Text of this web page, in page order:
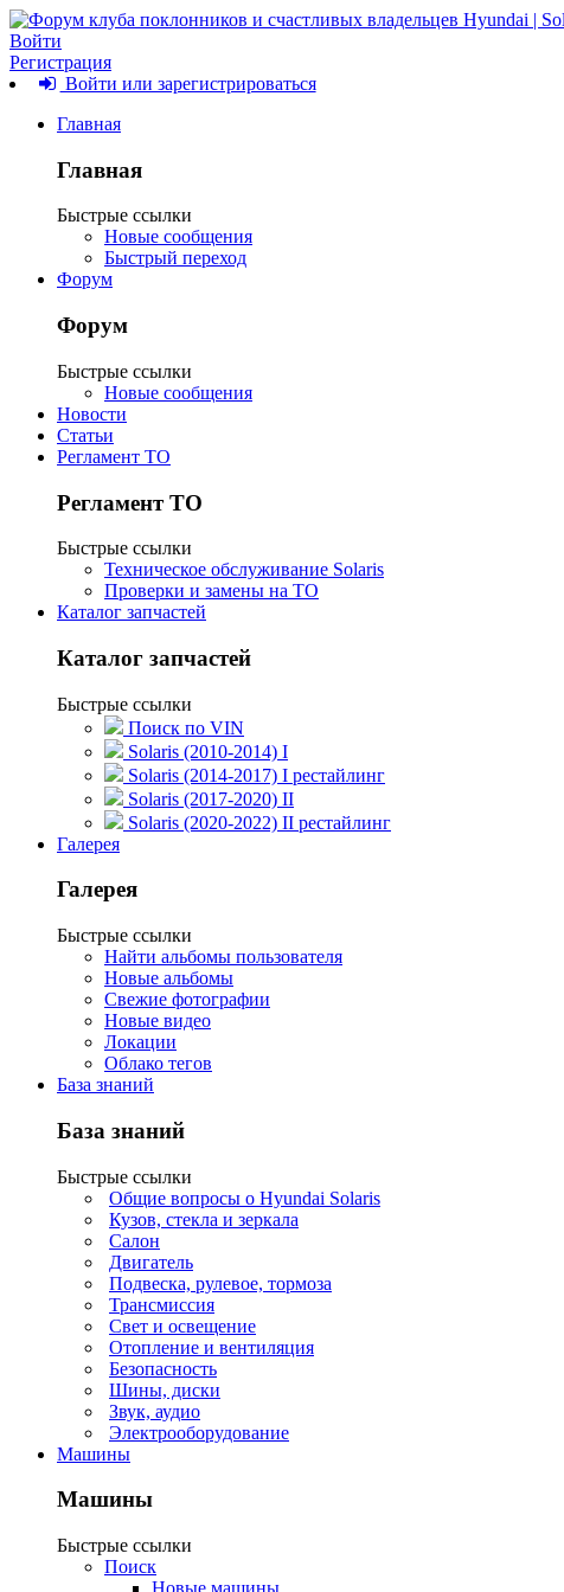
Войти
Регистрация
Войти или зарегистрироваться
Главная
Главная
Быстрые ссылки
Новые сообщения
Быстрый переход
Форум
Форум
Быстрые ссылки
Новые сообщения
Новости
Статьи
Регламент ТО
Регламент ТО
Быстрые ссылки
Техническое обслуживание Solaris
Проверки и замены на ТО
Каталог запчастей
Каталог запчастей
Быстрые ссылки
Поиск по VIN
Solaris (2010-2014) I
Solaris (2014-2017) I рестайлинг
Solaris (2017-2020) II
Solaris (2020-2022) II рестайлинг
Галерея
Галерея
Быстрые ссылки
Найти альбомы пользователя
Новые альбомы
Свежие фотографии
Новые видео
Локации
Облако тегов
База знаний
База знаний
Быстрые ссылки
Общие вопросы о Hyundai Solaris
Кузов, стекла и зеркала
Салон
Двигатель
Подвеска, рулевое, тормоза
Трансмиссия
Свет и освещение
Отопление и вентиляция
Безопасность
Шины, диски
Звук, аудио
Электрооборудование
Машины
Машины
Быстрые ссылки
Поиск
Новые машины